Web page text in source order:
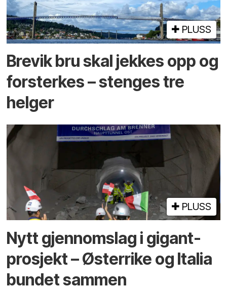
PLUSS
Brevik bru skal jekkes opp og
forsterkes – stenges tre
helger
PLUSS
Nytt gjennomslag i gigant­
prosjekt – Østerrike og Italia
bundet sammen